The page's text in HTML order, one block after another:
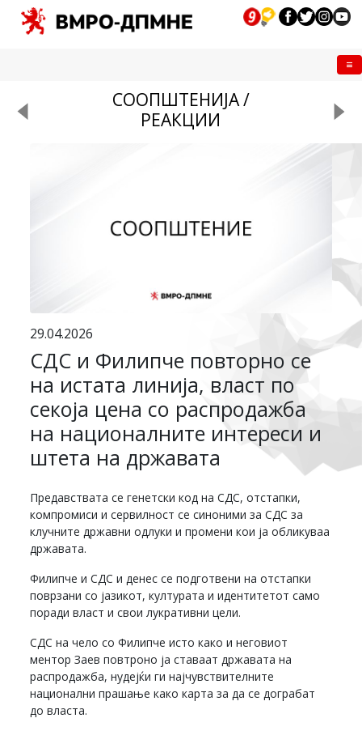
СООПШТЕНИЈА /
РЕАКЦИИ
29.04.2026
СДС и Филипче повторно се
на истата линија, власт по
секоја цена со распродажба
на националните интереси и
штета на државата
Предавствата се генетски код на СДС, отстапки,
компромиси и сервилност се синоними за СДС за
клучните државни одлуки и промени кои ја обликуваа
државата.
Филипче и СДС и денес се подготвени на отстапки
поврзани со јазикот, културата и идентитетот само
поради власт и свои лукративни цели.
СДС на чело со Филипче исто како и неговиот
ментор Заев повтроно ја ставаат државата на
распродажба, нудејќи ги најчувствителните
национални прашање како карта за да се дограбат
до власта.